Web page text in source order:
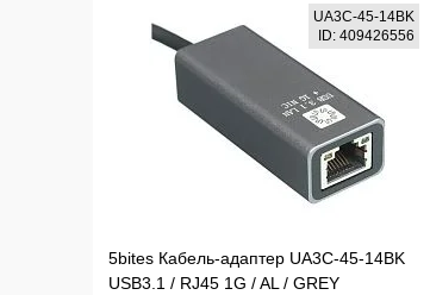
В корзину
В избранное К сравнению
UA3C-45-14BK
ID: 409426556
5bites Кабель-адаптер UA3C-45-14BK
USB3.1 / RJ45 1G / AL / GREY